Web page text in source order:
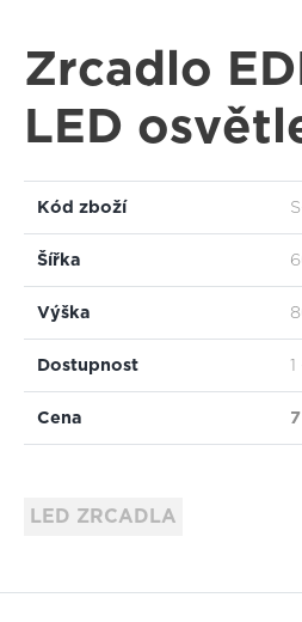
Zrcadlo
LED
Kód zboží
Šířka
Výška
Dostupnost
Cena
LED ZRCADLA